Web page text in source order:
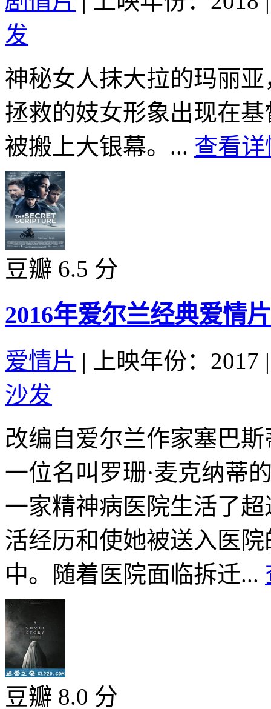
发
神秘女人抹大拉的玛丽
拯救的妓女形象出现在
被搬上大银幕。... 查看详
豆瓣 6.5 分
2016年爱尔兰经典爱情
爱情片 | 上映年份：2017 |
沙发
改编自爱尔兰作家塞巴
一位名叫罗珊·麦克纳蒂
一家精神病医院生活了
活经历和使她被送入医
中。随着医院面临拆迁...
豆瓣 8.0 分